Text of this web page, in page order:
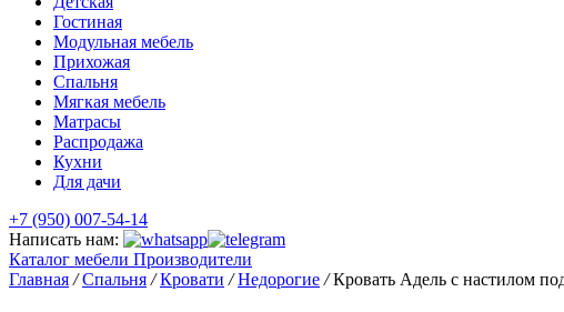
Гостиная
Модульная мебель
Прихожая
Спальня
Мягкая мебель
Матрасы
Распродажа
Кухни
Для дачи
+7 (950) 007-54-14
Написать нам:
Каталог мебели Производители
Главная / Спальня / Кровати / Недорогие / Кровать Адель с настилом